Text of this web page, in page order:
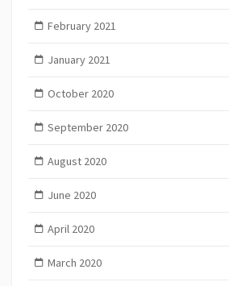
February 2021
January 2021
October 2020
September 2020
August 2020
June 2020
April 2020
March 2020